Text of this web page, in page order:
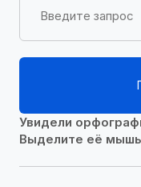
Увидели
Выделите её